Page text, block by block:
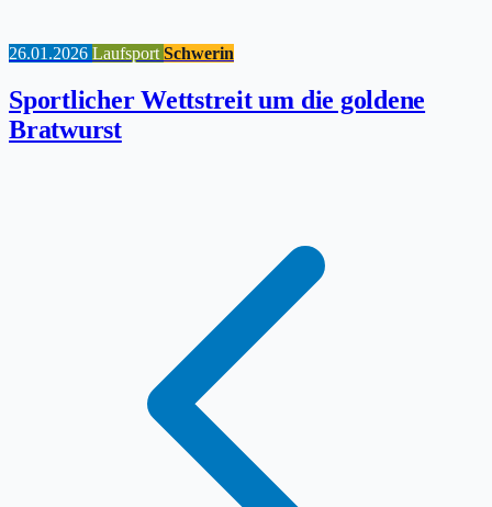
26.01.2026 Laufsport Schwerin
Sportlicher Wettstreit um die goldene
Bratwurst